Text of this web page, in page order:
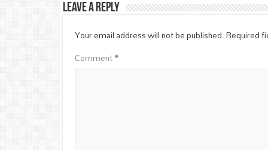
Leave a Reply
Your email address will not be published.Required
Comment*